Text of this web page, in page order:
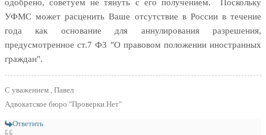
одобрено, советуем не тянуть с его получением. Поскольку
УФМС может расценить Ваше отсутствие в России в течение
года как основание для аннулирования разрешения,
предусмотренное ст.7 ФЗ "О правовом положении иностранных
граждан".
С уважением , Павел
Адвокатское бюро "Проверки.Нет"
Ответить